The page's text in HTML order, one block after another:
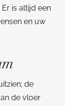
is altijd een
en uw
de
de vloer